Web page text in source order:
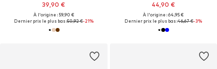
39,90 €
À l'origine : 59,90 €
Dernier prix le plus bas :50,92 €-21%
44,90 €
À l'origine : 64,95 €
Dernier prix le plus bas :46,67 €-3%